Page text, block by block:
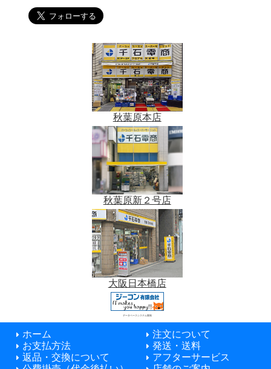
秋葉原本店
秋葉原新２号店
大阪日本橋店
データベースシステム開発
ホーム
注文について
お支払方法
発送・送料
返品・交換について
アフターサービス